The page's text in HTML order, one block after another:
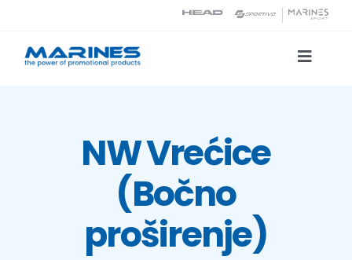
content
Toggle
Tehnologije tiskaNW Vrećice
(Bočno
proširenje)